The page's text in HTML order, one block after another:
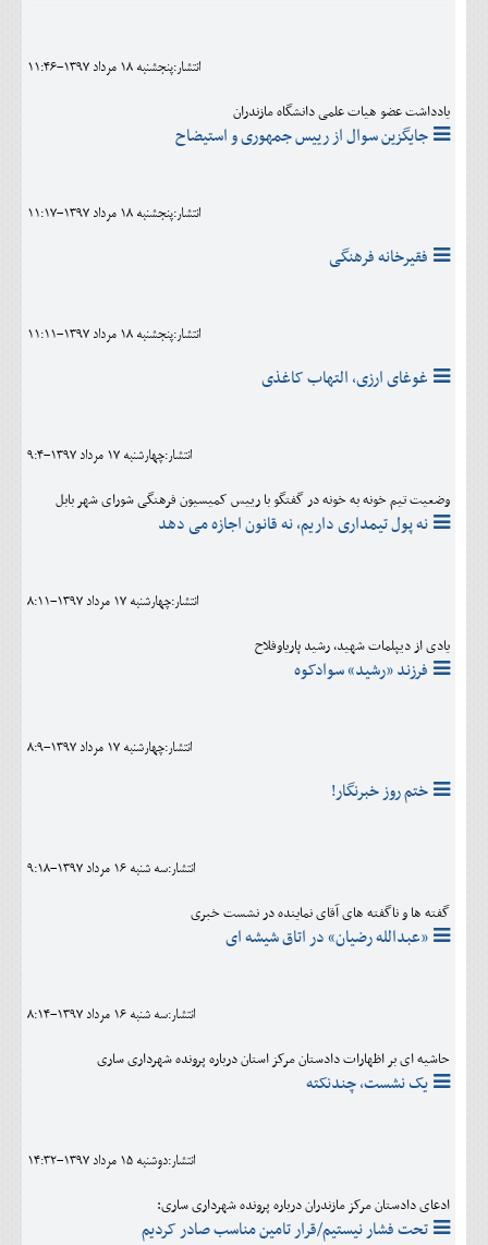
انتشار:پنجشنبه 18 مرداد 1397-11:46
یادداشت عضو هیات علمی دانشگاه مازندران
جایگزین سوال از رییس جمهوری و استیضاح
انتشار:پنجشنبه 18 مرداد 1397-11:17
فقیرخانه فرهنگی
انتشار:پنجشنبه 18 مرداد 1397-11:11
غوغای ارزی، التهاب کاغذی
انتشار:چهارشنبه 17 مرداد 1397-9:4
وضعیت تیم خونه به خونه در گفتگو با رییس کمیسیون فرهنگی شورای شهر بابل
نه پول تیمداری داریم، نه قانون اجازه می دهد
انتشار:چهارشنبه 17 مرداد 1397-8:11
یادی از دیپلمات شهید، رشید پاریاوفلاح
فرزند «رشید» سوادکوه
انتشار:چهارشنبه 17 مرداد 1397-8:9
ختم روز خبرنگار!
انتشار:سه شنبه 16 مرداد 1397-9:18
گفته ها و ناگفته های آقای نماینده در نشست خبری
«عبدالله رضیان» در اتاق شیشه ای
انتشار:سه شنبه 16 مرداد 1397-8:14
حاشیه ای بر اظهارات دادستان مرکز استان درباره پرونده شهرداری ساری
یک نشست، چندنکته
انتشار:دوشنبه 15 مرداد 1397-14:32
ادعای دادستان مرکز مازندران درباره پرونده شهرداری ساری:
تحت فشار نیستیم/قرار تامین مناسب صادر کردیم